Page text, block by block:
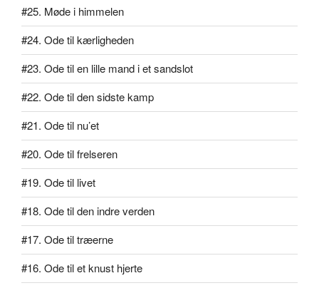
#25. Møde i himmelen
#24. Ode til kærligheden
#23. Ode til en lille mand i et sandslot
#22. Ode til den sidste kamp
#21. Ode til nu’et
#20. Ode til frelseren
#19. Ode til livet
#18. Ode til den indre verden
#17. Ode til træerne
#16. Ode til et knust hjerte